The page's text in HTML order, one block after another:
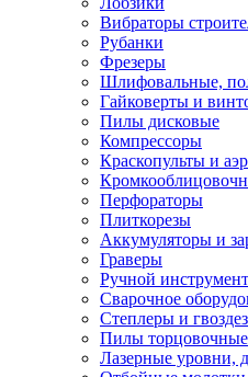
Вибраторы
Рубанки
Фрезеры
Шлифовальные,
Гайковерты и
Пилы дисковые
Компрессоры
Краскопульты и
Перфораторы
Плиткорезы
Аккумуляторы и
Граверы
Ручной инструмент
Сварочное
Степлеры и
Пилы торцовочные
Лазерные уровни,